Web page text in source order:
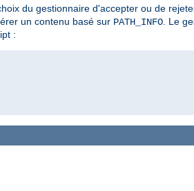
du gestionnaire d'accepter ou de
un contenu basé sur PATH_INFO. Le
: